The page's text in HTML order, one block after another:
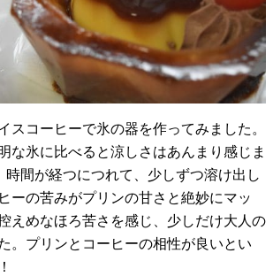
スコーヒーで氷の器を作ってみました。
氷に比べると涼しさはあんまり感じま
時間が経つにつれて、少しずつ溶け出し
ーの苦みがプリンの甘さと絶妙にマッ
めなほろ苦さを感じ、少しだけ大人の
。プリンとコーヒーの相性が良いとい